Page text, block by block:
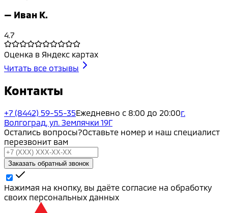
— Иван К.
4.7
Оценка в Яндекс картах
Читать все отзывы
Контакты
+7 (8442) 59-55-35Ежедневно с 8:00 до 20:00г.
Волгоград, ул. Землячки 19Г
Остались вопросы?Оставьте номер и наш специалист
перезвонит вам
Заказать обратный звонок
Нажимая на кнопку, вы даёте согласие на обработку
своих персональных данных